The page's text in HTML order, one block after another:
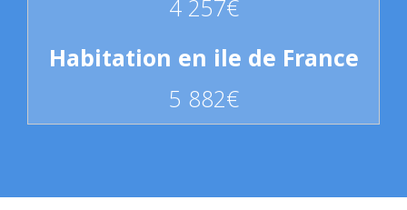
4 257€
5 882€